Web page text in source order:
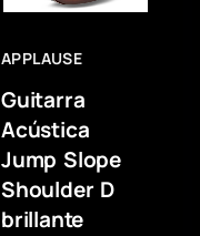
APPLAUSE
Guitarra
Acústica
Jump Slope
Shoulder D
brillante